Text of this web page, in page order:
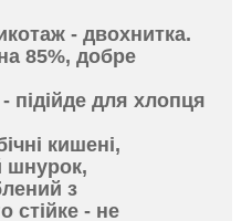
- двохнитка.
85%, добре
- підійде для хлопця
кишені,
шнурок,
з
стійке - не